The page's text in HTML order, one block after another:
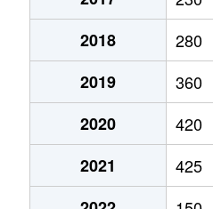
2018
280
2019
360
2020
420
2021
425